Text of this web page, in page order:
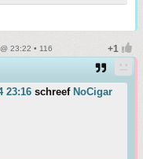
23:22 • 116
23:16 schreef NoCigar